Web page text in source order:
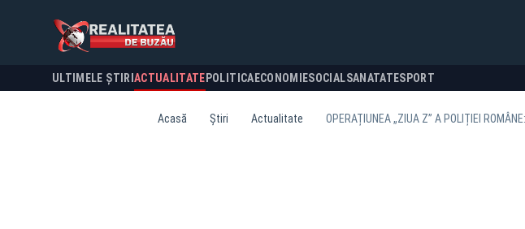
ULTIMELE ȘTIRI ACTUALITATE POLITICA ECONOMIESOCIALSANATATESPORT
Acasă Știri Actualitate OPERAȚIUNEA „ZIUA Z” A POLIȚIEI